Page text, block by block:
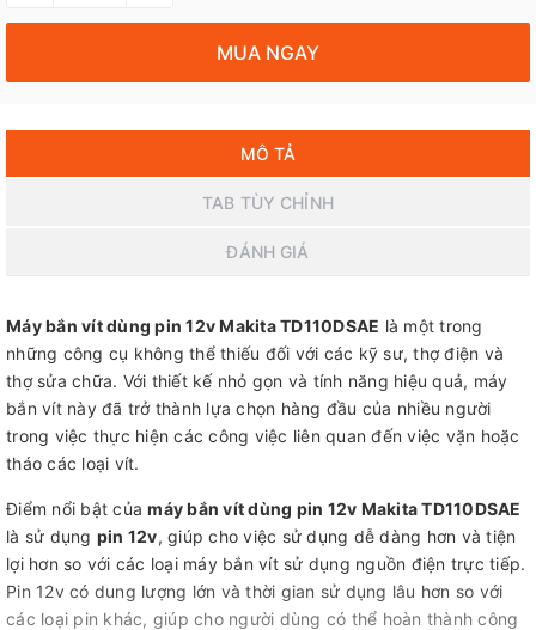
MUA NGAY
MÔ TẢ
TAB TÙY CHỈNH
ĐÁNH GIÁ
Máy bắn vít dùng pin 12v Makita TD110DSAE là một trong
những công cụ không thể thiếu đối với các kỹ sư, thợ điện và
thợ sửa chữa. Với thiết kế nhỏ gọn và tính năng hiệu quả, máy
bắn vít này đã trở thành lựa chọn hàng đầu của nhiều người
trong việc thực hiện các công việc liên quan đến việc vặn hoặc
tháo các loại vít.
Điểm nổi bật củamáy bắn vít dùng pin 12v Makita TD110DSAE
là sử dụng pin 12v, giúp cho việc sử dụng dễ dàng hơn và tiện
lợi hơn so với các loại máy bắn vít sử dụng nguồn điện trực tiếp.
Pin 12v có dung lượng lớn và thời gian sử dụng lâu hơn so với
các loại pin khác, giúp cho người dùng có thể hoàn thành công